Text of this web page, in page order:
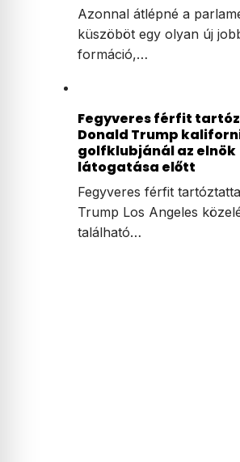
Azonnal átlépné a
küszöböt egy olyan új
formáció,…
Fegyveres férfit
Donald Trump
golfklubjánál az elnök
látogatása előtt
Fegyveres férfit
Trump Los Angeles
található…